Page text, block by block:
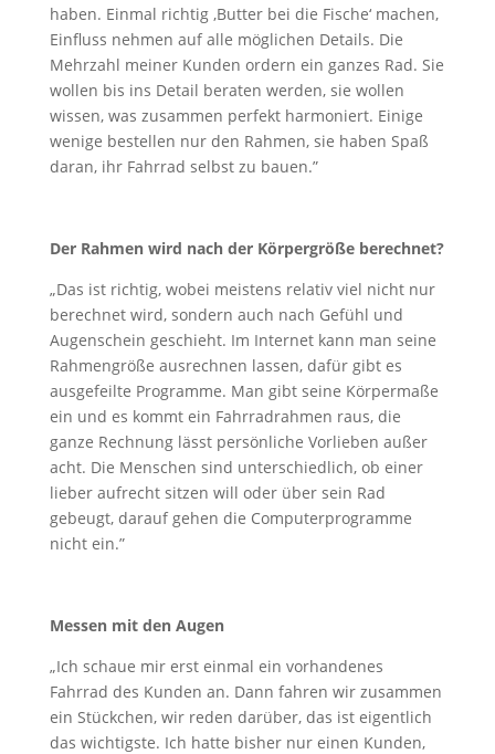
haben. Einmal richtig ‚Butter bei die Fische‘ machen,
Einfluss nehmen auf alle möglichen Details. Die
Mehrzahl meiner Kunden ordern ein ganzes Rad. Sie
wollen bis ins Detail beraten werden, sie wollen
wissen, was zusammen perfekt harmoniert. Einige
wenige bestellen nur den Rahmen, sie haben Spaß
daran, ihr Fahrrad selbst zu bauen.”
Der Rahmen wird nach der Körpergröße berechnet?
„Das ist richtig, wobei meistens relativ viel nicht nur
berechnet wird, sondern auch nach Gefühl und
Augenschein geschieht. Im Internet kann man seine
Rahmengröße ausrechnen lassen, dafür gibt es
ausgefeilte Programme. Man gibt seine Körpermaße
ein und es kommt ein Fahrradrahmen raus, die
ganze Rechnung lässt persönliche Vorlieben außer
acht. Die Menschen sind unterschiedlich, ob einer
lieber aufrecht sitzen will oder über sein Rad
gebeugt, darauf gehen die Computerprogramme
nicht ein.”
Messen mit den Augen
„Ich schaue mir erst einmal ein vorhandenes
Fahrrad des Kunden an. Dann fahren wir zusammen
ein Stückchen, wir reden darüber, das ist eigentlich
das wichtigste. Ich hatte bisher nur einen Kunden,